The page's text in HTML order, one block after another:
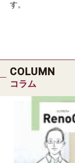
す。
COLUMN
コラム